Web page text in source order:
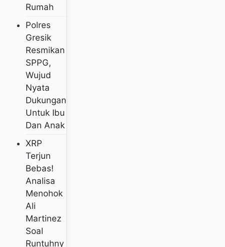
Rumah
Polres
Gresik
Resmikan
SPPG,
Wujud
Nyata
Dukungan
Untuk Ibu
Dan Anak
XRP
Terjun
Bebas!
Analisa
Menohok
Ali
Martinez
Soal
Runtuhny